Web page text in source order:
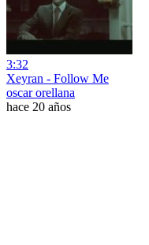
3:32
Xeyran - Follow Me
oscar orellana
hace 20 años